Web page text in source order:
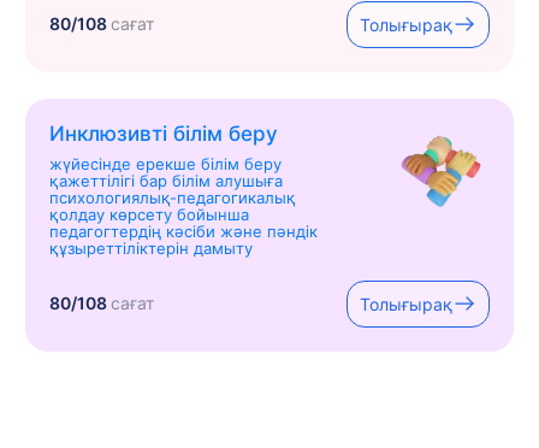
80/108сағат Толығырақ
Инклюзивті білім беру
жүйесінде ерекше білім беру
қажеттілігі бар білім алушыға
психологиялық-педагогикалық
қолдау көрсету бойынша
педагогтердің кәсіби және пәндік
құзыреттіліктерін дамыту
80/108сағат Толығырақ